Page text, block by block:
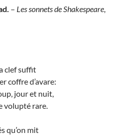
. – Les sonnets de Shakespeare,
clef suffit
coffre d’avare:
jour et nuit,
volupté rare.
qu’on mit